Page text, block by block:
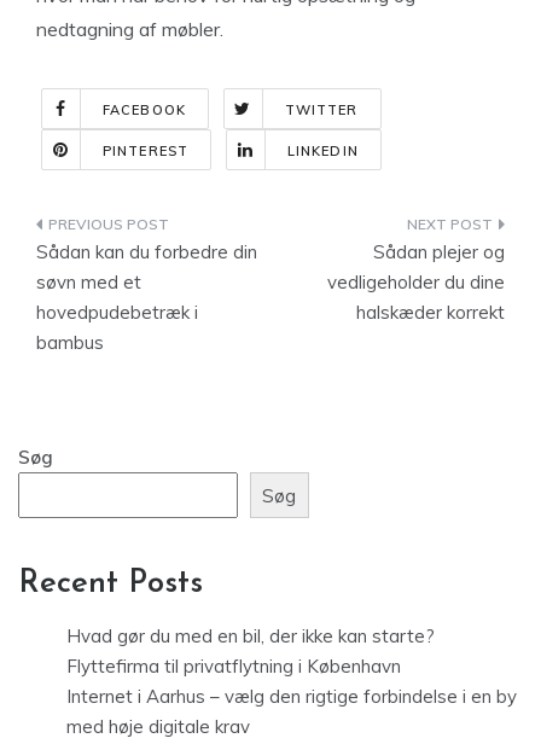
nedtagning af møbler.
FACEBOOK TWITTER
PINTEREST LINKEDIN
Indlægsnavigation
Sådan kan du forbedre din
søvn med et
hovedpudebetræk i
bambus
Sådan plejer og
vedligeholder du dine
halskæder korrekt
Søg
Søg
Recent Posts
Hvad gør du med en bil, der ikke kan starte?
Flyttefirma til privatflytning i København
Internet i Aarhus – vælg den rigtige forbindelse i en by
med høje digitale krav